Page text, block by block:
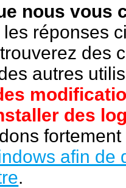
nous vous
les réponses
des
autres
des
afin de
.